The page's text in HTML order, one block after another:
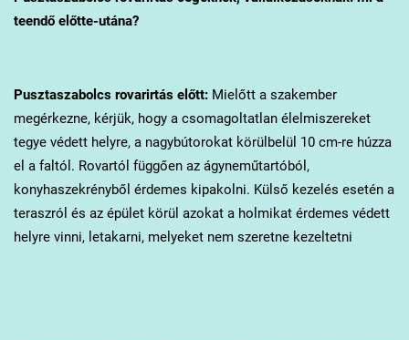
teendő előtte-utána?
Pusztaszabolcsrovarirtás előtt:Mielőtt a szakember
megérkezne, kérjük, hogy a csomagoltatlan élelmiszereket
tegye védett helyre, a nagybútorokat körülbelül 10 cm-re húzza
el a faltól. Rovartól függően az ágyneműtartóból,
konyhaszekrényből érdemes kipakolni. Külső kezelés esetén a
teraszról és az épület körül azokat a holmikat érdemes védett
helyre vinni, letakarni, melyeket nem szeretne kezeltetni